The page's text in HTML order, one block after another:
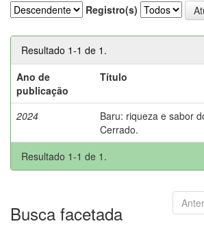
Registro(s)
Resultado 1-1 de 1.
Ano de
publicação
Título
2024
Baru: riqueza e sabor
Cerrado.
Resultado 1-1 de 1.
Busca facetada